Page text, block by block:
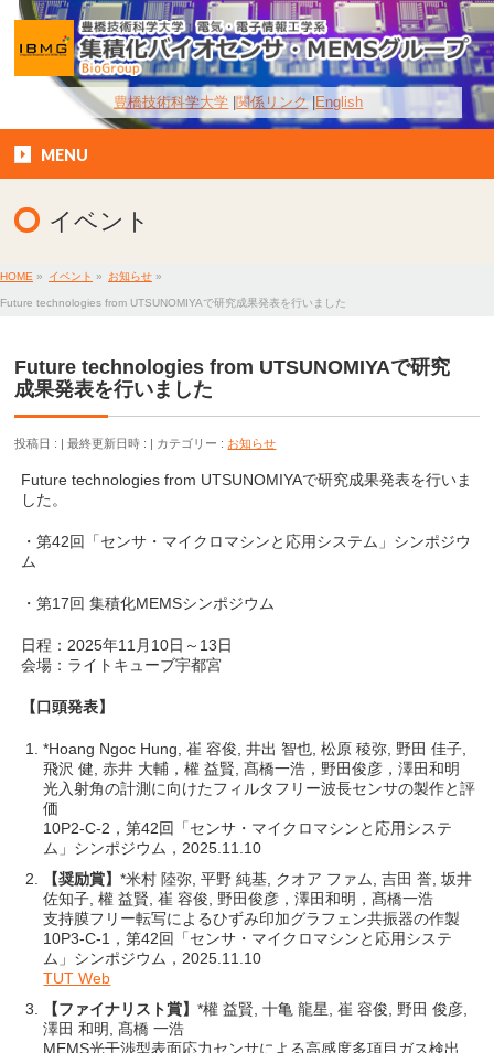
豊橋技術科学大学 関係リンク English
MENU
イベント
HOME » イベント » お知らせ »
Future technologies from UTSUNOMIYAで研究成果発表を行いました
Future technologies from UTSUNOMIYAで研究
成果発表を行いました
投稿日 : 最終更新日時 : カテゴリー : お知らせ
Future technologies from UTSUNOMIYAで研究成果発表を行いま
した。
・第42回「センサ・マイクロマシンと応用システム」シンポジウ
ム
・第17回 集積化MEMSシンポジウム
日程：2025年11月10日～13日
会場：ライトキューブ宇都宮
【口頭発表】
*Hoang Ngoc Hung, 崔 容俊, 井出 智也, 松原 稜弥, 野田 佳子,
飛沢 健, 赤井 大輔，權 益賢, 髙橋一浩，野田俊彦，澤田和明
光入射角の計測に向けたフィルタフリー波長センサの製作と評
価
10P2-C-2，第42回「センサ・マイクロマシンと応用システ
ム」シンポジウム，2025.11.10
【奨励賞】*米村 陸弥, 平野 純基, クオア ファム, 吉田 誉, 坂井
佐知子, 權 益賢, 崔 容俊, 野田俊彦，澤田和明，髙橋一浩
支持膜フリー転写によるひずみ印加グラフェン共振器の作製
10P3-C-1，第42回「センサ・マイクロマシンと応用システ
ム」シンポジウム，2025.11.10
TUT Web
【ファイナリスト賞】*權 益賢, 十亀 龍星, 崔 容俊, 野田 俊彦,
澤田 和明, 髙橋 一浩
MEMS光干渉型表面応力センサによる高感度多項目ガス検出